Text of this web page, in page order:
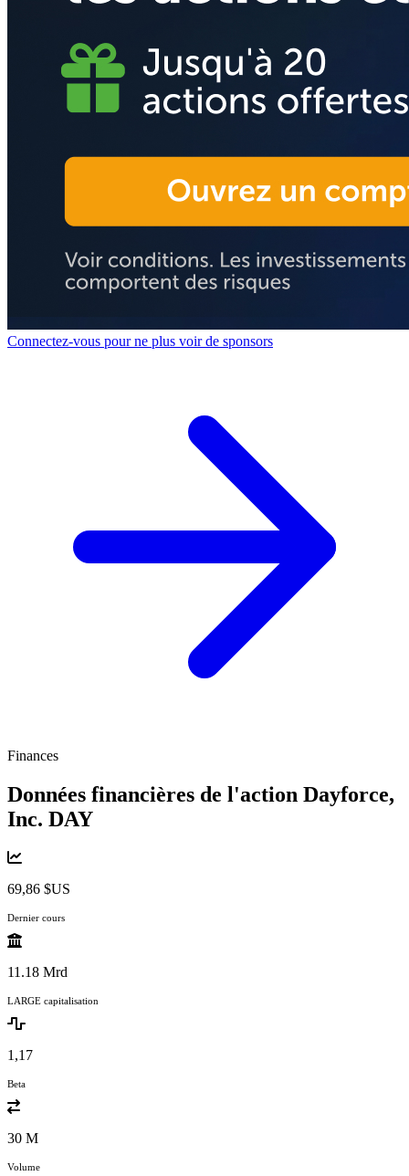
Connectez-vous pour ne plus voir de sponsors
Finances
Données financières de l'action Dayforce,
Inc. DAY
69,86 $US
Dernier cours
11.18 Mrd
LARGE capitalisation
1,17
Beta
30 M
Volume